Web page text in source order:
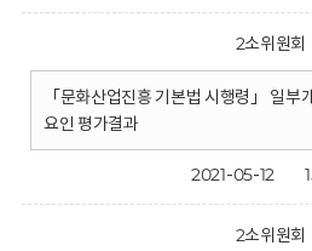
2소위원회
「문화산업진흥 기본법 시행령」 일부
요인 평가결과
2021-05-12
2소위원회